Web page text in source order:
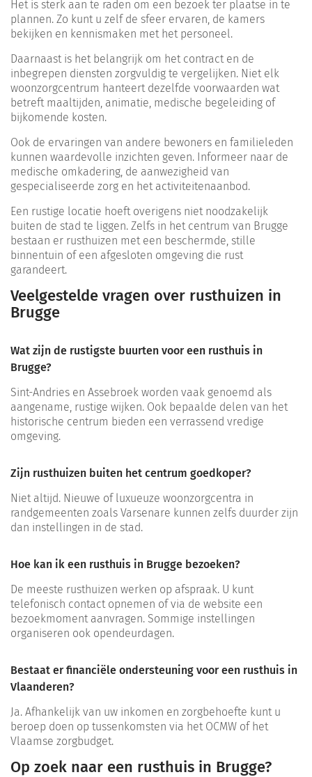
Het is sterk aan te raden om een bezoek ter plaatse in te
plannen. Zo kunt u zelf de sfeer ervaren, de kamers
bekijken en kennismaken met het personeel.
Daarnaast is het belangrijk om het contract en de
inbegrepen diensten zorgvuldig te vergelijken. Niet elk
woonzorgcentrum hanteert dezelfde voorwaarden wat
betreft maaltijden, animatie, medische begeleiding of
bijkomende kosten.
Ook de ervaringen van andere bewoners en familieleden
kunnen waardevolle inzichten geven. Informeer naar de
medische omkadering, de aanwezigheid van
gespecialiseerde zorg en het activiteitenaanbod.
Een rustige locatie hoeft overigens niet noodzakelijk
buiten de stad te liggen. Zelfs in het centrum van Brugge
bestaan er rusthuizen met een beschermde, stille
binnentuin of een afgesloten omgeving die rust
garandeert.
Veelgestelde vragen over rusthuizen in
Brugge
Wat zijn de rustigste buurten voor een rusthuis in
Brugge?
Sint-Andries en Assebroek worden vaak genoemd als
aangename, rustige wijken. Ook bepaalde delen van het
historische centrum bieden een verrassend vredige
omgeving.
Zijn rusthuizen buiten het centrum goedkoper?
Niet altijd. Nieuwe of luxueuze woonzorgcentra in
randgemeenten zoals Varsenare kunnen zelfs duurder zijn
dan instellingen in de stad.
Hoe kan ik een rusthuis in Brugge bezoeken?
De meeste rusthuizen werken op afspraak. U kunt
telefonisch contact opnemen of via de website een
bezoekmoment aanvragen. Sommige instellingen
organiseren ook opendeurdagen.
Bestaat er financiële ondersteuning voor een rusthuis in
Vlaanderen?
Ja. Afhankelijk van uw inkomen en zorgbehoefte kunt u
beroep doen op tussenkomsten via het OCMW of het
Vlaamse zorgbudget.
Op zoek naar een rusthuis in Brugge?